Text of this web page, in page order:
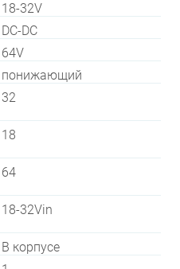
18-32V
DC-DC
64V
понижающий
32
18
64
18-32Vin
В корпусе